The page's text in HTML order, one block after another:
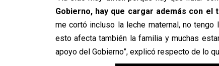
Gobierno, hay que cargar además con
me cortó incluso la leche maternal, no tengo
esto afecta también la familia y muchas
apoyo del Gobierno”, explicó respecto de lo